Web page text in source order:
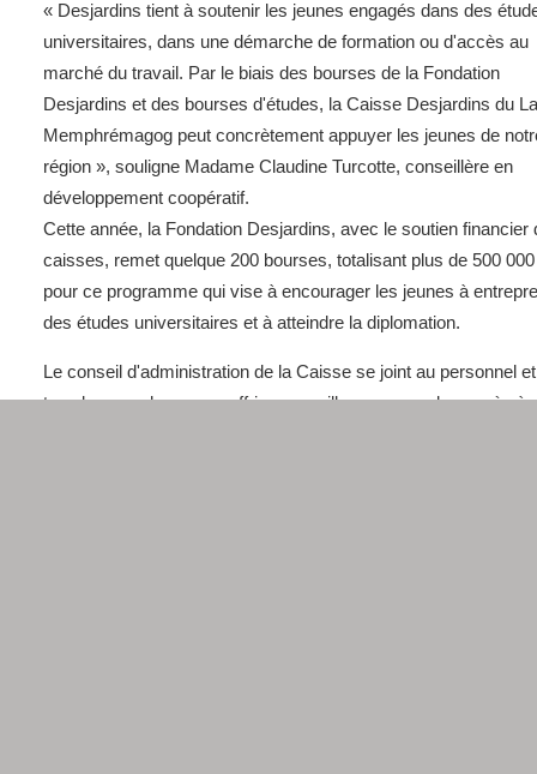
« Desjardins tient à soutenir les jeunes engagés dans des
universitaires, dans une démarche de formation ou d'accès au
marché du travail. Par le biais des bourses de la Fondation
Desjardins et des bourses d'études, la Caisse Desjardins du
Memphrémagog peut concrètement appuyer les jeunes de
région », souligne Madame Claudine Turcotte, conseillère en
développement coopératif.
Cette année, la Fondation Desjardins, avec le soutien financier
caisses, remet quelque 200 bourses, totalisant plus de 500
pour ce programme qui vise à encourager les jeunes à
des études universitaires et à atteindre la diplomation.
Le conseil d'administration de la Caisse se joint au personnel
tous les membres pour offrir ses meilleurs voeux de succès à